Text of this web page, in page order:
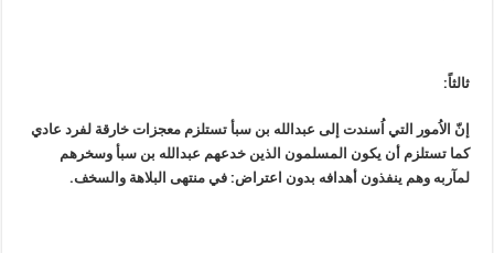
ثالثاً:
إنّ الاُمور التي اُسندت إلى عبدالله بن سبأ تستلزم معجزات خارقة لفرد عادي
كما تستلزم أن يكون المسلمون الذين خدعهم عبدالله بن سبأ وسخرهم
لمآربه وهم ينفذون أهدافه بدون اعتراض: في منتهى البلاهة والسخف.